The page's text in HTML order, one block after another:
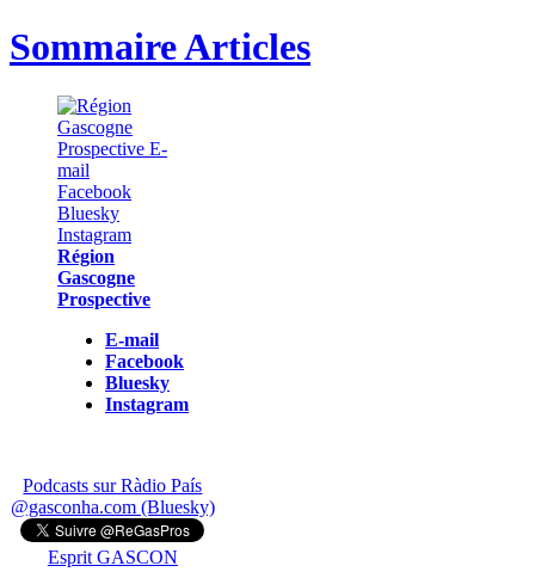
Sommaire Articles
Région
Gascogne
Prospective
E-mail
Facebook
Bluesky
Instagram
Podcasts sur Ràdio País
@gasconha.com (Bluesky)
Esprit GASCON